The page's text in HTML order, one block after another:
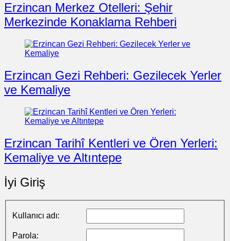
Erzincan Merkez Otelleri: Şehir
Merkezinde Konaklama Rehberi
Erzincan Gezi Rehberi: Gezilecek Yerler
ve Kemaliye
Erzincan Tarihî Kentleri ve Ören Yerleri:
Kemaliye ve Altıntepe
İyi Giriş
Kullanıcı adı:
Parola: